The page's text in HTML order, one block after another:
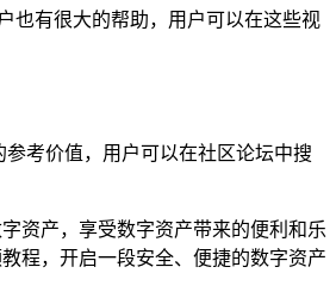
也有很大的帮助，用户可以在这些视
考价值，用户可以在社区论坛中搜
资产，享受数字资产带来的便利和乐
程，开启一段安全、便捷的数字资产